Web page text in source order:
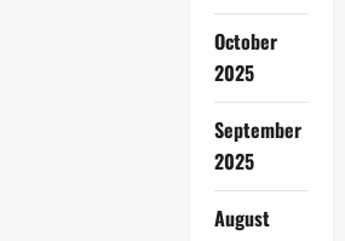
October
2025
September
2025
August